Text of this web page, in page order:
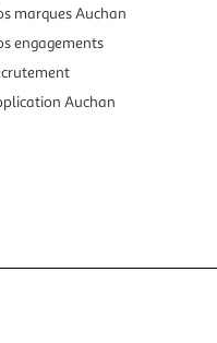
marques Auchan
engagements
Auchan